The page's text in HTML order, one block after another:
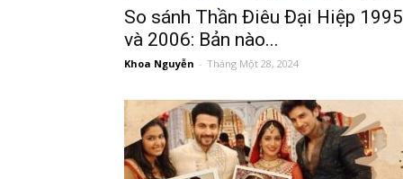
So sánh Thần Điêu Đại Hiệp 1995
và 2006: Bản nào...
Khoa Nguyễn - Tháng Một 28, 2024